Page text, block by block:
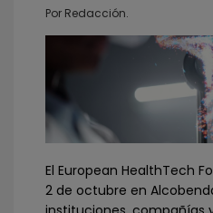
Por Redacción.
El European HealthTech
2 de octubre en